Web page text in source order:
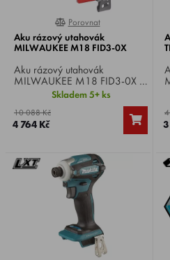
0%
Porovnat
Aku rázový utahovák
MILWAUKEE M18 FID3-0X
Aku rázový utahovák
MILWAUKEE M18 FID3-0X ,
Li-ion 18 V, otáčky 0-
3900/min, počet úderů 0-
4400/min, max. utahovací
moment 226 Nm, upínání
1/4" čtyřhran, hmotnost 1,7
Skladem 5+ ks
10 088 Kč
4 764 Kč